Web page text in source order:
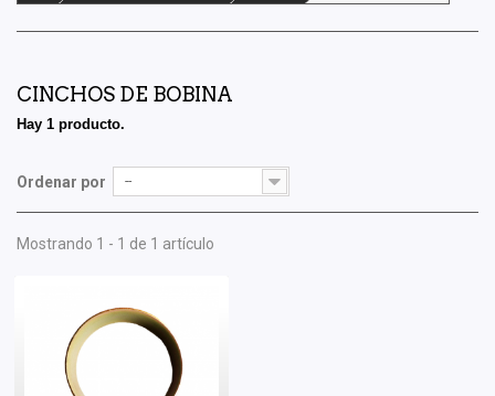
CINCHOS DE BOBINA
Hay 1 producto.
Ordenar por --
Mostrando 1 - 1 de 1 artículo